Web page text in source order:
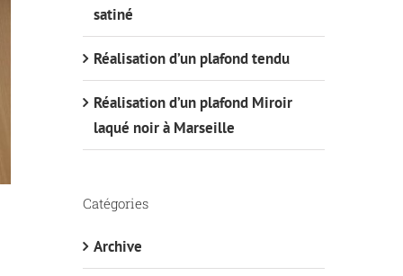
satiné
Réalisation d’un plafond tendu
Réalisation d’un plafond Miroir
laqué noir à Marseille
Catégories
Archive